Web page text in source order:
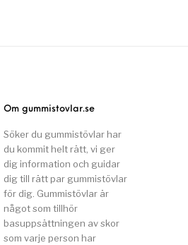
Om gummistovlar.se
Söker du gummistövlar har
du kommit helt rätt, vi ger
dig information och guidar
dig till rätt par gummistövlar
för dig. Gummistövlar är
något som tillhör
basuppsättningen av skor
som varje person har